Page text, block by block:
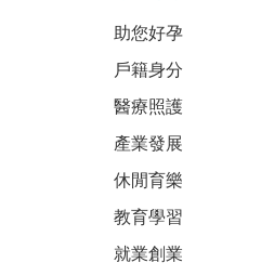
助您好孕
戶籍身分
醫療照護
產業發展
休閒育樂
教育學習
就業創業